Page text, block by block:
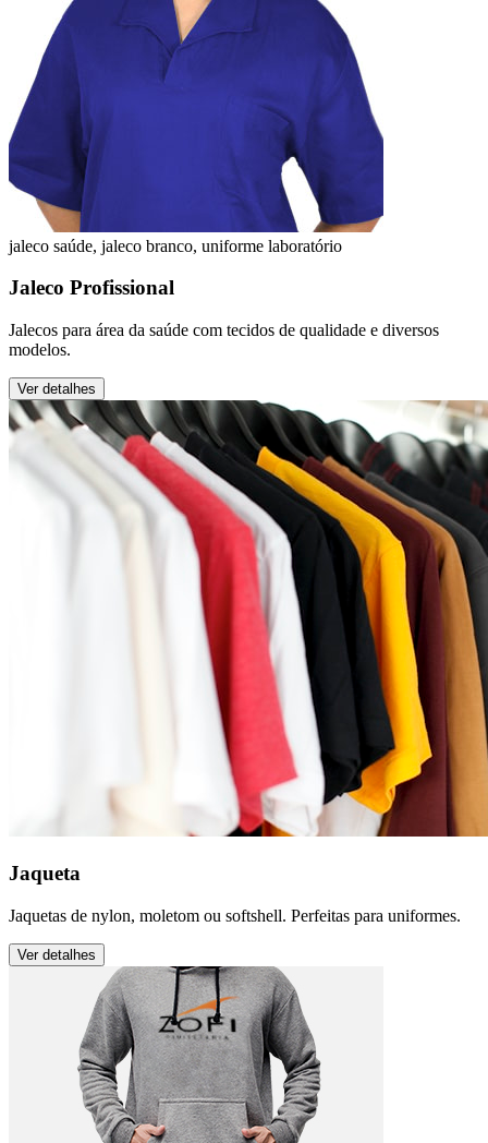
jaleco saúde, jaleco branco, uniforme laboratório
Jaleco Profissional
Jalecos para área da saúde com tecidos de qualidade e diversos
modelos.
Ver detalhes
Jaqueta
Jaquetas de nylon, moletom ou softshell. Perfeitas para uniformes.
Ver detalhes